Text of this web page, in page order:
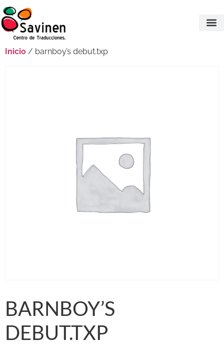
Inicio / barnboy’s debut.txp
BARNBOY’S
DEBUT.TXP